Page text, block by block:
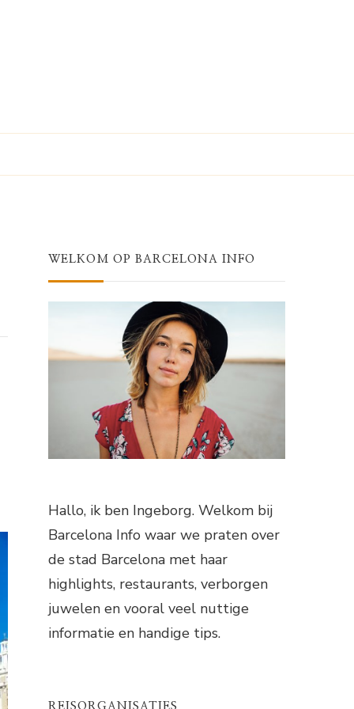
WELKOM OP BARCELONA INFO
Hallo, ik ben Ingeborg. Welkom bij
Barcelona Info waar we praten over
de stad Barcelona met haar
highlights, restaurants, verborgen
juwelen en vooral veel nuttige
informatie en handige tips.
REISORGANISATIES